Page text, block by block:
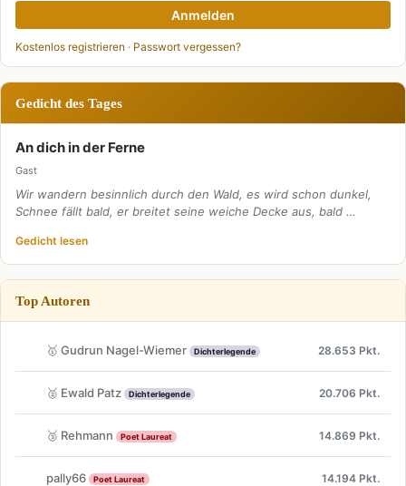
Anmelden
Kostenlos registrieren · Passwort vergessen?
Gedicht des Tages
An dich in der Ferne
Gast
Wir wandern besinnlich durch den Wald, es wird schon dunkel,
Schnee fällt bald, er breitet seine weiche Decke aus, bald …
Gedicht lesen
Top Autoren
🥇 Gudrun Nagel-Wiemer Dichterlegende 28.653 Pkt.
🥈 Ewald Patz Dichterlegende 20.706 Pkt.
🥉 Rehmann Poet Laureat 14.869 Pkt.
pally66 Poet Laureat 14.194 Pkt.